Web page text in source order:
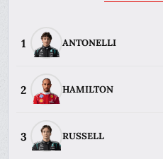
1 ANTONELLI
2 HAMILTON
3 RUSSELL